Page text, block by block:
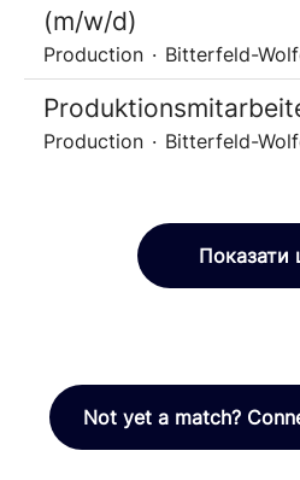
(m/w/d)
Production · Bitterfeld-
Production · Bitterfeld-
Показати
Not yet a match?